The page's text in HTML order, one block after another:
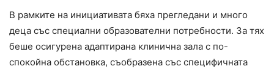
В рамките на инициативата бяха прегледани и много
деца със специални образователни потребности. За тях
беше осигурена адаптирана клинична зала с по-
спокойна обстановка, съобразена със специфичната